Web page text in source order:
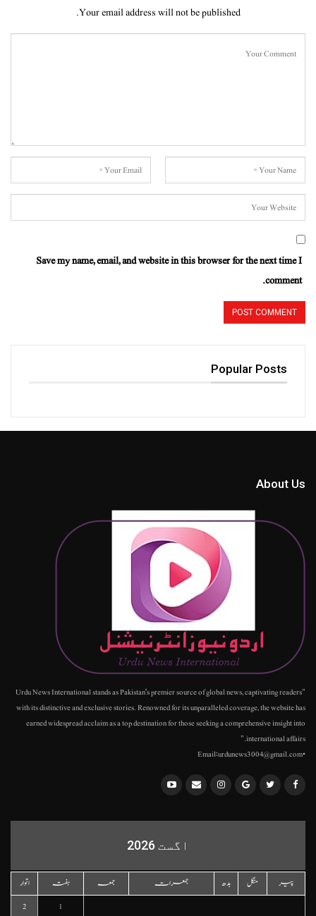
Your email address will not be published.
Save my name, email, and website in this browser for the next time I
comment.
Popular Posts
About Us
"Urdu News International stands as Pakistan's premier source of global news, captivating readers
with its distinctive and exclusive stories. Renowned for its unparalleled coverage, the website has
earned widespread acclaim as a top destination for those seeking a comprehensive insight into
international affairs."
•Email:urdunews3004@gmail.com
اگست 2026
پیر منگل بدھ جمعرات جمعہ ہفتہ
اتوار
1
2